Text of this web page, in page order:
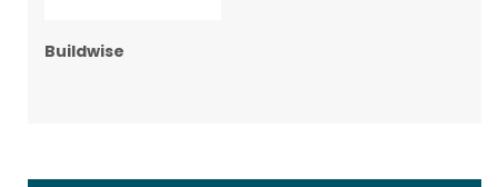
Buildwise